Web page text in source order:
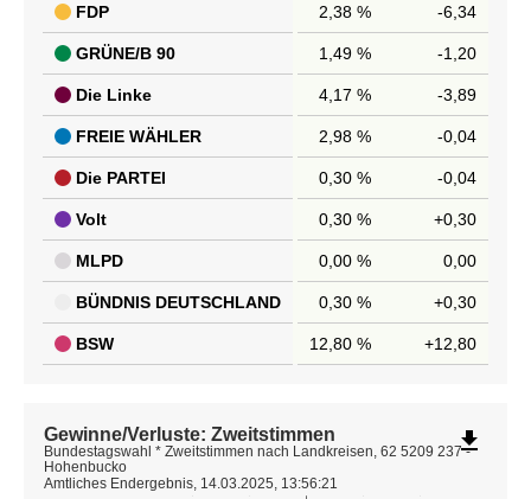
FDP 2,38 % -6,34
GRÜNE/B 90 1,49 % -1,20
Die Linke 4,17 % -3,89
FREIE WÄHLER 2,98 % -0,04
Die PARTEI 0,30 % -0,04
Volt 0,30 % +0,30
MLPD 0,00 % 0,00
BÜNDNIS DEUTSCHLAND 0,30 % +0,30
BSW 12,80 % +12,80
Gewinne/Verluste: Zweitstimmen
Bundestagswahl * Zweitstimmen nach Landkreisen, 62 5209 237 -
Hohenbucko
Amtliches Endergebnis, 14.03.2025, 13:56:21
file_download